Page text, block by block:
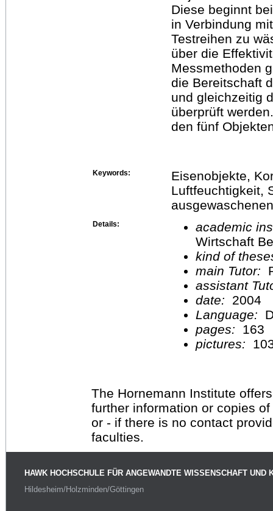
Diese beginnt
in Verbindung
Testreihen zu
über die
Messmethoden
die Bereitschaft
und gleichzeitig
überprüft
den fünf
Keywords:
Eisenobjekte,
Luftfeuchtigkeit,
Details:
academic
Wirtschaft
kind of
main Tutor:
assistant
date:
2004
Language:
pages:
163
pictures:
The Hornemann Institute
further information or copies
or - if there is no contact
faculties.
HAWK HOCHSCHULE FÜR ANGEWANDTE WISSENSCHAFT UND
Hildesheim/Holzminden/Göttingen